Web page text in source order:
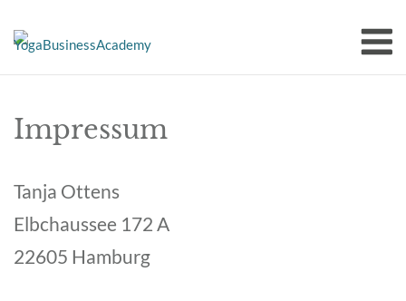
content
Impressum
Tanja Ottens
Elbchaussee 172 A
22605 Hamburg